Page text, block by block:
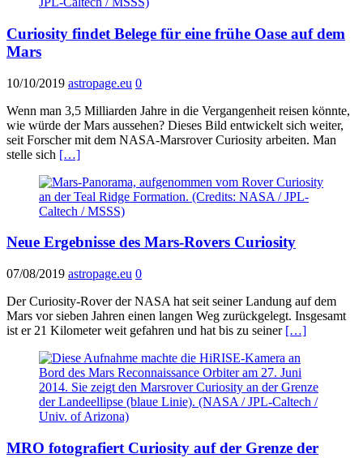
Curiosity findet Belege für eine frühe Oase auf dem
Mars
10/10/2019 astropage.eu 0
Wenn man 3,5 Milliarden Jahre in die Vergangenheit reisen könnte,
wie würde der Mars aussehen? Dieses Bild entwickelt sich weiter,
seit Forscher mit dem NASA-Marsrover Curiosity arbeiten. Man
stelle sich […]
Neue Ergebnisse des Mars-Rovers Curiosity
07/08/2019 astropage.eu 0
Der Curiosity-Rover der NASA hat seit seiner Landung auf dem
Mars vor sieben Jahren einen langen Weg zurückgelegt. Insgesamt
ist er 21 Kilometer weit gefahren und hat bis zu seiner […]
MRO fotografiert Curiosity auf der Grenze der